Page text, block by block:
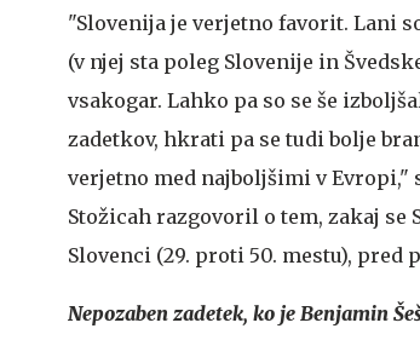
"Slovenija je verjetno favorit. Lani
(v njej sta poleg Slovenije in
vsakogar. Lahko pa so se še
zadetkov, hkrati pa se tudi bolje
verjetno med najboljšimi v
Stožicah razgovoril o tem, zakaj
Slovenci (29. proti 50. mestu),
Nepozaben zadetek, ko je Benjamin